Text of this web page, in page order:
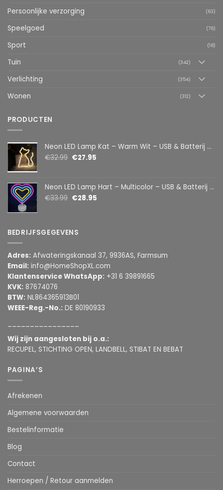
Persoonlijke verzorging (63)
Speelgoed (76)
Sport (18)
Tuin (342)
Verlichting (354)
Wonen (312)
PRODUCTEN
Neon LED Lamp Kat – Warm Wit – USB & Batterij – Decoratieve Tafellamp voor Kinderkamer – 28,5 x 24,5 cm
€32.99 €27.95
Neon LED Lamp Hart – Multicolor – USB & Batterij – Hartvormige Sfeerlamp – Kinderkamer & Slaapkamer – 25,2 x 23 cm
€33.99 €28.95
BEDRIJFSGEGEVENS
Adres: Afwateringskanaal 37, 9936AS, Farmsum
Email: info@HomeShopXL.com
Klantenservice WhatsApp: +31 6 39891665
KVK: 87674076
BTW: NL864365913B01
WEEE-Reg.-No.: DE 80190933
Wij zijn aangesloten bij o.a.:
RECUPEL, STICHTING OPEN, LANDBELL, STIBAT EN BEBAT
PAGINA’S
Afrekenen
Algemene voorwaarden
Bestelinformatie
Blog
Contact
Herroepen / Retour aanmelden